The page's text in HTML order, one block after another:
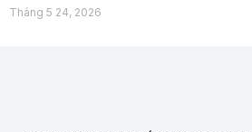
Tháng 5 24, 2026